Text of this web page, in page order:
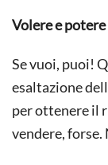
Volere e potere
Se vuoi, puoi!
esaltazione
per ottenere il
vendere, forse.